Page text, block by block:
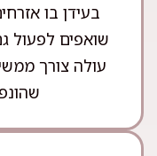
בעידן בו
שואפים לפעול
עולה צורך